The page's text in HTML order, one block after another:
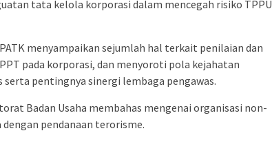
tata kelola korporasi dalam mencegah risiko TPPU
menyampaikan sejumlah hal terkait penilaian dan
pada korporasi, dan menyoroti pola kejahatan
serta pentingnya sinergi lembaga pengawas.
Badan Usaha membahas mengenai organisasi non-
pendanaan terorisme.